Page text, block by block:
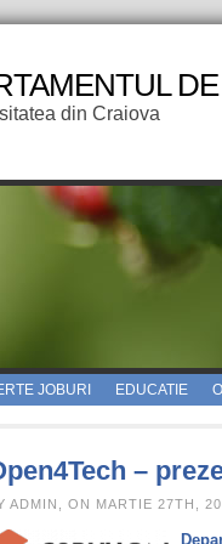
din Craiova
JOBURI EDUCATIE
–
ADMIN, ON MARTIE 27TH,